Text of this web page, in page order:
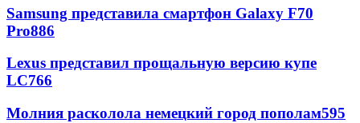
Samsung представила смартфон Galaxy F70
Pro886
Lexus представил прощальную версию купе
LC766
Молния расколола немецкий город пополам595